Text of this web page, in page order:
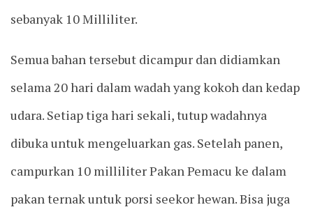
sebanyak 10 Milliliter.
Semua bahan tersebut dicampur dan didiamkan
selama 20 hari dalam wadah yang kokoh dan kedap
udara. Setiap tiga hari sekali, tutup wadahnya
dibuka untuk mengeluarkan gas. Setelah panen,
campurkan 10 milliliter Pakan Pemacu ke dalam
pakan ternak untuk porsi seekor hewan. Bisa juga